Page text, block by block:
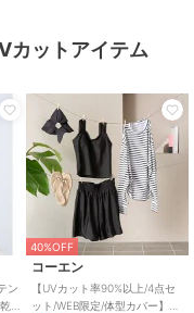
カットアイテム
ン
/
40%OFF
コーエン
【UVカット率90%以上/4点セ
ット/WEB限定/体型カバー】シ